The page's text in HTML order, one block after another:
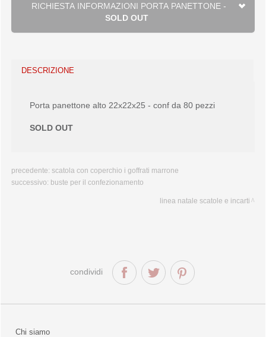
RICHIESTA INFORMAZIONI PORTA PANETTONE -
SOLD OUT
DESCRIZIONE
Porta panettone alto 22x22x25 - conf da 80 pezzi
SOLD OUT
precedente: scatola con coperchio i goffrati marrone
successivo: buste per il confezionamento
linea natale scatole e incarti
condividi
Chi siamo